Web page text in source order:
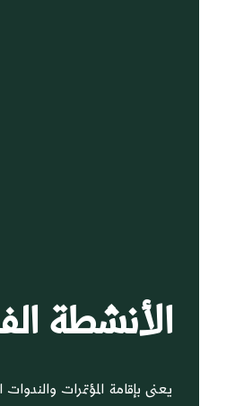
الأنشطة
يعنى بإقامة المؤتمرات والندوات